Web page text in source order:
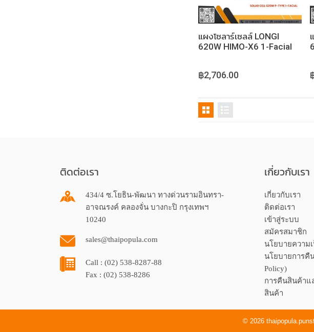
แผงโซลาร์เซลล์ LONGI
620W HIMO-X6 1-Facial
฿2,706.00
ติดต่อเรา
434/4 ซ.โยธิน-พัฒนา ทางด่วนรามอินทรา-
อาจณรงค์ คลองจั่น บางกะปิ กรุงเทพฯ
10240
sales@thaipopula.com
Call : (02) 538-8287-88
Fax : (02) 538-8286
เกี่ยวกับเรา
เกี่ยวกับเรา
ติดต่อเรา
เข้าสู่ระบบ
สมัครสมาชิก
นโยบายความ
นโยบายการคืน
Policy)
การคืนสินค้าแ
สินค้า
© 2026